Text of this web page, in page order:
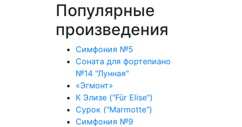
Популярные
произведения
Симфония №5
Соната для фортепиано
№14 "Лунная"
«Эгмонт»
К Элизе ("Für Elise")
Сурок ("Marmotte")
Симфония №9